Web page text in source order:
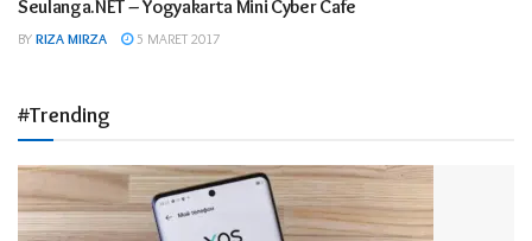
Advetorial
Seulanga.NET – Yogyakarta Mini Cyber Cafe
BY RIZA MIRZA 5 MARET 2017
#Trending